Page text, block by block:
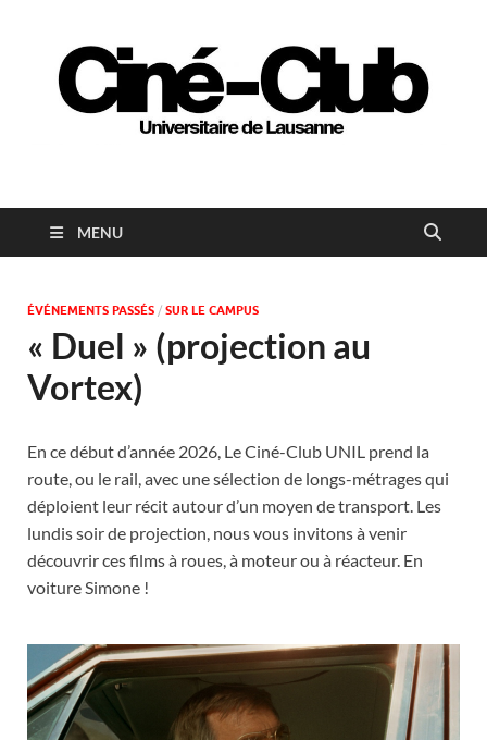
Ciné-club universitaire
de Lausanne
MENU
ÉVÉNEMENTS PASSÉS / SUR LE CAMPUS
« Duel » (projection au
Vortex)
En ce début d’année 2026, Le Ciné-Club UNIL prend la
route, ou le rail, avec une sélection de longs-métrages qui
déploient leur récit autour d’un moyen de transport. Les
lundis soir de projection, nous vous invitons à venir
découvrir ces films à roues, à moteur ou à réacteur. En
voiture Simone !